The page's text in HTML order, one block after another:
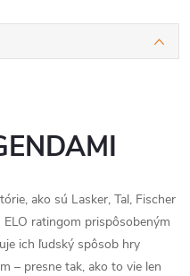
ako sú Lasker, Tal, Fischer
ratingom prispôsobeným
ich ľudský spôsob hry
– presne tak, ako to vie len